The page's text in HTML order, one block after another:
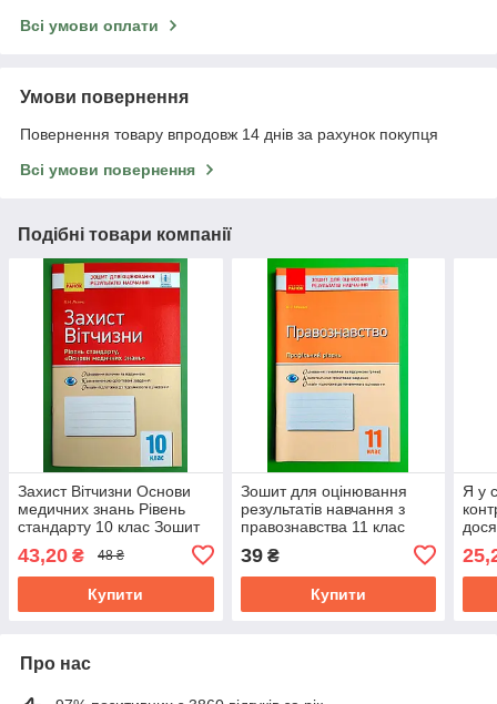
Всі умови оплати
Умови повернення
Повернення товару впродовж 14 днів за рахунок покупця
Всі умови повернення
Подібні товари компанії
Захист Вітчизни Основи
медичних знань Рівень
стандарту 10 клас Зошит
навчальних
досягненьРанок
43,20 ₴ 48 ₴
Купити
Зошит для оцінювання
результатів навчання з
правознавства 11 клас
Машика Ранок
39₴
Купити
Я у
Про нас